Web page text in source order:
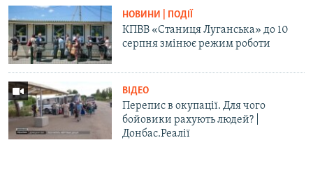
НОВИНИ | ПОДІЇ
КПВВ «Станиця Луганська» до 10
серпня змінює режим роботи
ВІДЕО
Перепис в окупації. Для чого
бойовики рахують людей? |
Донбас.Реалії